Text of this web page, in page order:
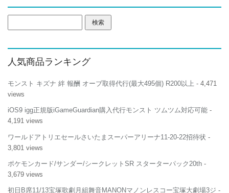
【50
限
訳
あ
も
の
イ
20cm
で
索:
人気商品ランキング
モンスト キズナ 絆 報酬 オーブ取得代行(最大495個) R200以上 - 4,471
views
iOS9 igg正規版iGameGuardian購入代行モンスト ツムツム対応可能 -
4,191 views
ワールドアトリエセールさいたまスーパーアリーナ11-20-22招待状 -
3,801 views
ポケモンカード/サンダー/シークレットSR スターターパック20th -
3,679 views
初日B席11/13宝塚歌劇月組舞音MANONマノンレスコー宝塚大劇場3ジ -